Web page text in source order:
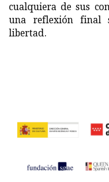
cualquiera de sus
una reflexión final
libertad.